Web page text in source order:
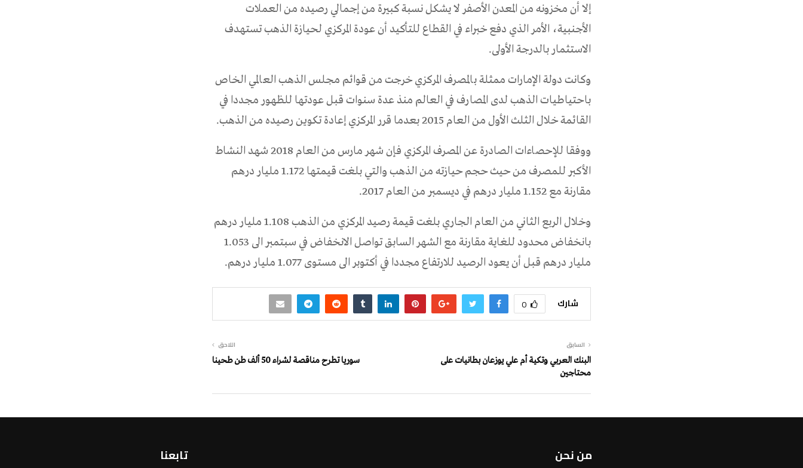
إلا أن مخزونه من المعدن الأصفر لا يشكل نسبة كبيرة من إجمالي رصيده من العملات
الأجنبية، الأمر الذي دفع خبراء في القطاع للتأكيد أن عودة المركزي لحيازة الذهب تستهدف
الاستثمار بالدرجة الأولى.
وكانت دولة الإمارات ممثلة بالمصرف المركزي خرجت من قوائم مجلس الذهب العالمي الخاص
باحتياطيات الذهب لدى المصارف في العالم منذ عدة سنوات قبل عودتها للظهور مجددا في
القائمة خلال الثلث الأول من العام 2015 بعدما قرر المركزي إعادة تكوين رصيده من الذهب.
ووفقا للإحصاءات الصادرة عن المصرف المركزي فإن شهر مارس من العام 2018 شهد النشاط
الأكبر للمصرف من حيث حجم حيازته من الذهب والتي بلغت قيمتها 1.172 مليار درهم
مقارنة مع 1.152 مليار درهم في ديسمبر من العام 2017.
وخلال الربع الثاني من العام الجاري بلغت قيمة رصيد المركزي من الذهب 1.108 مليار درهم
بانخفاض محدود للغاية مقارنة مع الشهر السابق تواصل الانخفاض في سبتمبر الى 1.053
مليار درهم قبل أن يعود الرصيد للارتفاع مجددا في أكتوبر الى مستوى 1.077 مليار درهم.
شارك 0
السابق
البنك العربي وتكية أم علي يوزعان بطانيات على
محتاجين
اللاحق
سوريا تطرح مناقصة لشراء 50 ألف طن طحينا
من نحن تابعنا